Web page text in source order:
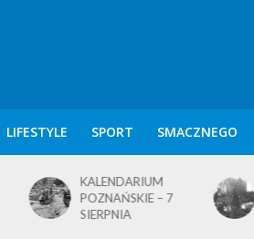
LIFESTYLE SPORT SMACZNEGO
KALENDARIUM
POZNAŃSKIE – 5
SIERPNIA